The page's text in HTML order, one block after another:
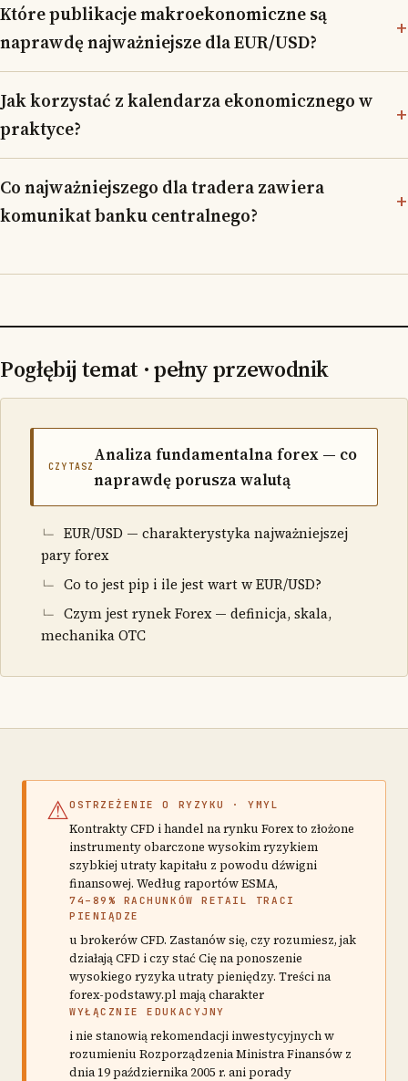
Które publikacje makroekonomiczne są
naprawdę najważniejsze dla EUR/USD?
Jak korzystać z kalendarza ekonomicznego w
praktyce?
Co najważniejszego dla tradera zawiera
komunikat banku centralnego?
Pogłębij temat · pełny przewodnik
CZYTASZ
Analiza fundamentalna forex — co
naprawdę porusza walutą
EUR/USD — charakterystyka najważniejszej
pary forex
Co to jest pip i ile jest wart w EUR/USD?
Czym jest rynek Forex — definicja, skala,
mechanika OTC
⚠OSTRZEŻENIE O RYZYKU · YMYL
Kontrakty CFD i handel na rynku Forex to złożone
instrumenty obarczone wysokim ryzykiem
szybkiej utraty kapitału z powodu dźwigni
finansowej. Według raportów ESMA,
74–89% RACHUNKÓW RETAIL TRACI
PIENIĄDZE
u brokerów CFD. Zastanów się, czy rozumiesz, jak
działają CFD i czy stać Cię na ponoszenie
wysokiego ryzyka utraty pieniędzy. Treści na
forex-podstawy.pl mają charakter
WYŁĄCZNIE EDUKACYJNY
i nie stanowią rekomendacji inwestycyjnych w
rozumieniu Rozporządzenia Ministra Finansów z
dnia 19 października 2005 r. ani porady